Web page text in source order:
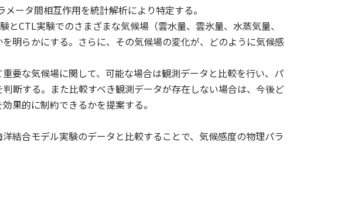
ータ間相互作用を統計解析により特定する。
CTL実験でのさまざまな気候場（雲水量、雲氷量、水蒸気量、
明らかにする。さらに、その気候場の変化が、どのように気候感
な気候場に関して、可能な場合は観測データと比較を行い、パ
断する。また比較すべき観測データが存在しない場合は、今後ど
果的に制約できるかを提案する。
結合モデル実験のデータと比較することで、気候感度の物理パラ